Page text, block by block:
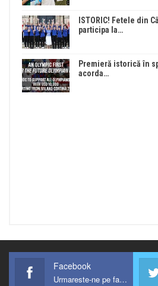
ISTORIC! Fetele din
participa la…
Premieră istorică în
acorda…
Facebook
Urmareste-ne pe facebook !